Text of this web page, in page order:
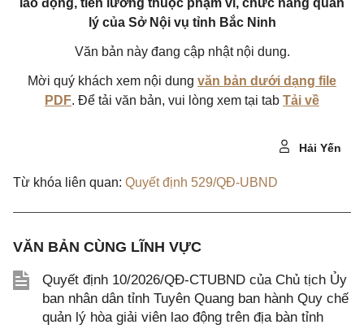
lao động, tiền lương thuộc phạm vi, chức năng quản
lý của Sở Nội vụ tỉnh Bắc Ninh
Văn bản này đang cập nhật nội dung.
Mời quý khách xem nội dung văn bản dưới dạng file
PDF. Để tải văn bản, vui lòng xem tại tab Tải về
Hải Yến
Từ khóa liên quan: Quyết định 529/QĐ-UBND
VĂN BẢN CÙNG LĨNH VỰC
Quyết định 10/2026/QĐ-CTUBND của Chủ tịch Ủy
ban nhân dân tỉnh Tuyên Quang ban hành Quy chế
quản lý hòa giải viên lao động trên địa bàn tỉnh